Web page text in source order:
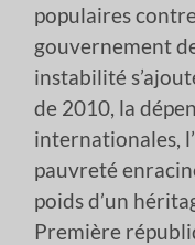
populaires
gouvernement
instabilité
de 2010, la
internationales,
pauvreté
poids d’un
Première